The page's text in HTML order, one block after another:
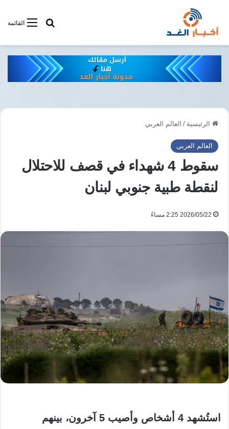
القائمةأبحت فى
الرئيسية / العالم العربي
العالم العربي
سقوط 4 شهداء في قصف للاحتلال
لنقطة طبية جنوبي لبنان
2026/05/22 2:25 مساءً
استُشهد 4 أشخاص وأصيب 5 آخرون، بينهم